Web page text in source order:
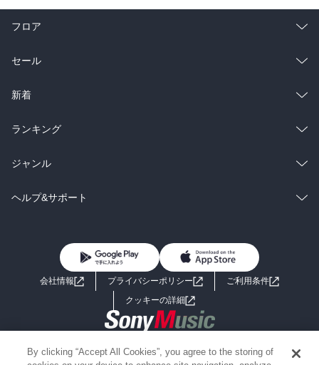
フロア
総合
ラノベ
雑誌・グラビア
BL・TL
セール
総合
ラノベ
雑誌・グラビア
BL・TL
新着
総合
ラノベ
雑誌・グラビア
ランキング
総合
ラノベ
ジャンル
コミック
ライトノベル 男子向けラノベ
小説
海外小説
ミステリー SF
ヘルプ&サポート
よくあるご質問 お問い合わせ
会社情報 プライバシーポリシー
ご利用条件
クッキーの詳細
Copyright 2017 - 2026 Sony Music Entertainment(Japan) Inc.
Information on the site is for the Japan domestic market only
By clicking “Accept All Cookies”, you agree to the storing of